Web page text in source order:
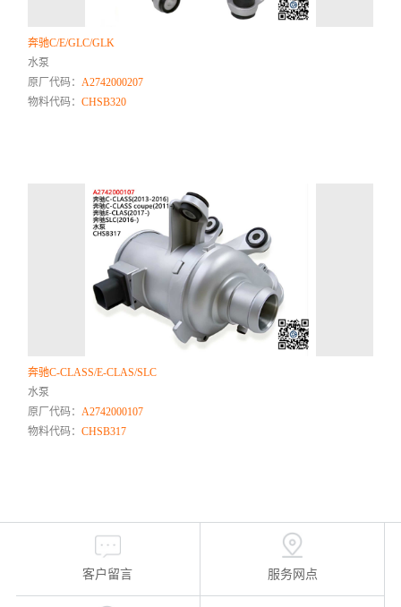
奔驰C/E/GLC/GLK
水泵
原厂代码：A2742000207
物料代码：CHSB320
奔驰C-CLASS/E-CLAS/SLC
水泵
原厂代码：A2742000107
物料代码：CHSB317
客户留言 服务网点